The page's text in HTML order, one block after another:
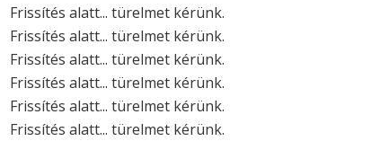
Frissítés alatt... türelmet kérünk.
Frissítés alatt... türelmet kérünk.
Frissítés alatt... türelmet kérünk.
Frissítés alatt... türelmet kérünk.
Frissítés alatt... türelmet kérünk.
Frissítés alatt... türelmet kérünk.